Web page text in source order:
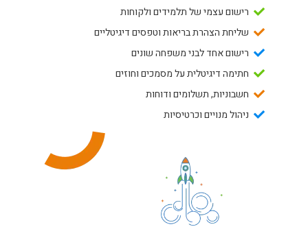
רישום עצמי של תלמידים ולקוחות
שליחת הצהרת בריאות וטפסים דיגיטליים
רישום אחד לבני משפחה שונים
חתימה דיגיטלית על מסמכים וחוזים
חשבוניות, תשלומים ודוחות
ניהול מנויים וכרטיסיות